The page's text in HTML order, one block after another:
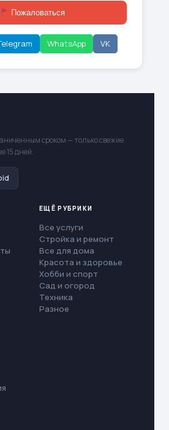
Пожаловаться
WhatsApp VK
сроком — только свежие
15 дней.
ЕЩЁ РУБРИКИ
Все услуги
Стройка и ремонт
Все для дома
Красота и здоровье
Хобби и спорт
Сад и огород
Техника
Разное